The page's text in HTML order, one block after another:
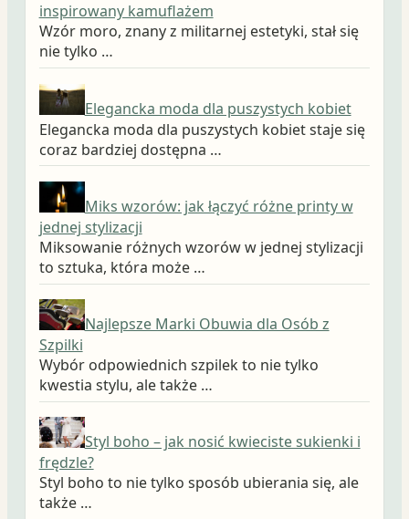
inspirowany kamuflażem
Wzór moro, znany z militarnej estetyki, stał się
nie tylko …
Elegancka moda dla puszystych kobiet
Elegancka moda dla puszystych kobiet staje się
coraz bardziej dostępna …
Miks wzorów: jak łączyć różne printy w
jednej stylizacji
Miksowanie różnych wzorów w jednej stylizacji
to sztuka, która może …
Najlepsze Marki Obuwia dla Osób z
Szpilki
Wybór odpowiednich szpilek to nie tylko
kwestia stylu, ale także …
Styl boho – jak nosić kwieciste sukienki i
frędzle?
Styl boho to nie tylko sposób ubierania się, ale
także …